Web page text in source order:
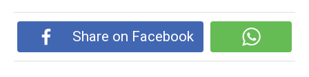
Share on Facebook